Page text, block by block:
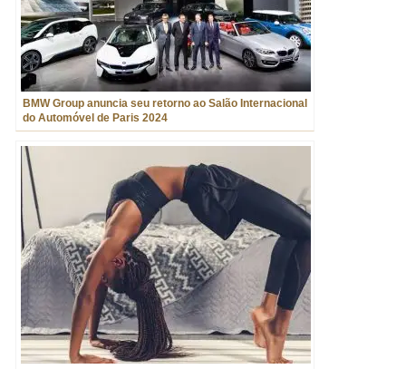
BMW Group anuncia seu retorno ao Salão Internacional
do Automóvel de Paris 2024